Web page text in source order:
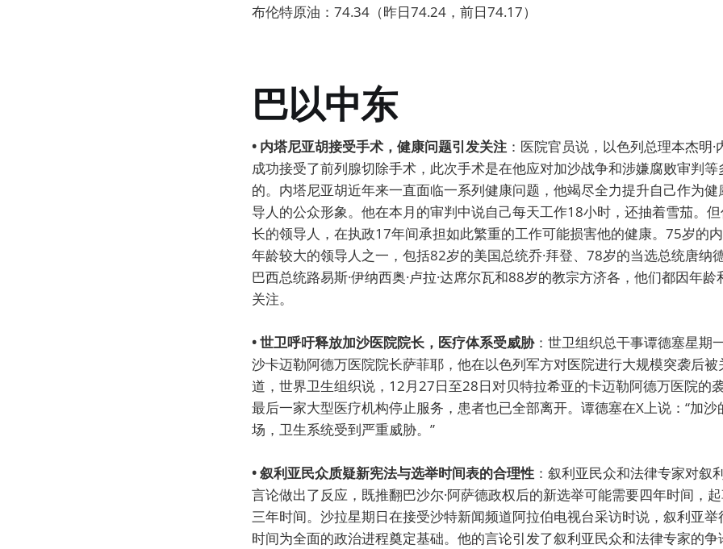
布伦特原油：74.34（昨日74.24，前日74.17）
巴以中东
• 内塔尼亚胡接受手术，健康问题引发关注 ：医院官员说，以色列总理本杰明
成功接受了前列腺切除手术，此次手术是在他应对加沙战争和涉嫌腐败审判
的。内塔尼亚胡近年来一直面临一系列健康问题，他竭尽全力提升自己作为
导人的公众形象。他在本月的审判中说自己每天工作18小时，还抽着雪茄。
长的领导人，在执政17年间承担如此繁重的工作可能损害他的健康。75岁的
年龄较大的领导人之一，包括82岁的美国总统乔·拜登、78岁的当选总统唐纳
巴西总统路易斯·伊纳西奥·卢拉·达席尔瓦和88岁的教宗方济各，他们都因年
关注。
• 世卫呼吁释放加沙医院院长，医疗体系受威胁：世卫组织总干事谭德塞星期
沙卡迈勒阿德万医院院长萨菲耶，他在以色列军方对医院进行大规模突袭后
道，世界卫生组织说，12月27日至28日对贝特拉希亚的卡迈勒阿德万医院的
最后一家大型医疗机构停止服务，患者也已全部离开。谭德塞在X上说：“加
场，卫生系统受到严重威胁。”
• 叙利亚民众质疑新宪法与选举时间表的合理性 ：叙利亚民众和法律专家对叙
言论做出了反应，既推翻巴沙尔·阿萨德政权后的新选举可能需要四年时间，
三年时间。沙拉星期日在接受沙特新闻频道阿拉伯电视台采访时说，叙利亚
时间为全面的政治进程奠定基础。他的言论引发了叙利亚民众和法律专家的